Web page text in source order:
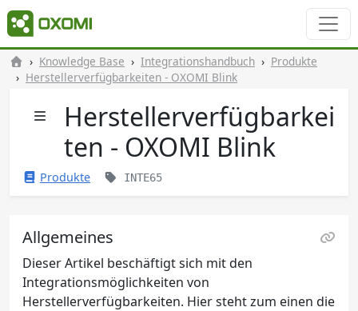
Knowledge Base Integrationshandbuch
Produkte
Herstellerverfügbarkeiten - OXOMI Blink
Herstellerverfügbarkei
ten - OXOMI Blink
Produkte INTE65
Allgemeines
Dieser Artikel beschäftigt sich mit den
Integrationsmöglichkeiten von
Herstellerverfügbarkeiten. Hier steht zum einen die